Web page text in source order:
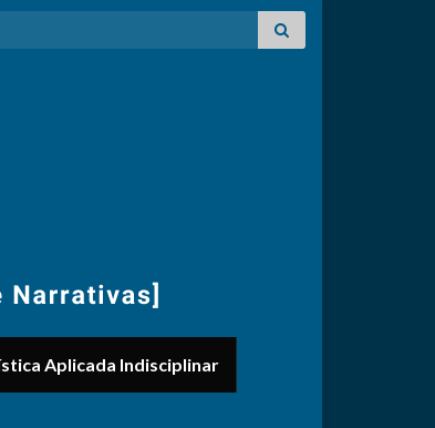
Aplicada Indisciplinar